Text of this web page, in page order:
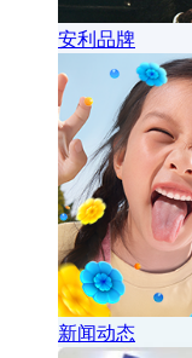
安利品牌
新闻动态